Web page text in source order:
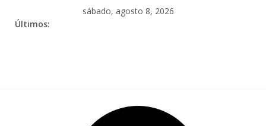
sábado, agosto 8, 2026
Últimos: